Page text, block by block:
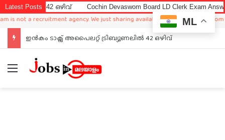
Latest PostsCochin Devaswom Board LD Clerk Exam Answer Key 2026
agency. We just sharing available job in worldwide from different
Cochin Devaswom Board LD Clerk Exam Answer Key 2026
Menu
ML